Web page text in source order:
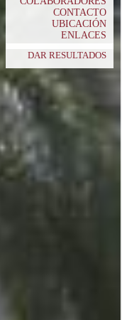
CONTACTO
UBICACIÓN
ENLACES
DAR RESULTADOS